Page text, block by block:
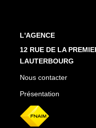
L'AGENCE
12 RUE DE LA
LAUTERBOURG
Nous contacter
Présentation